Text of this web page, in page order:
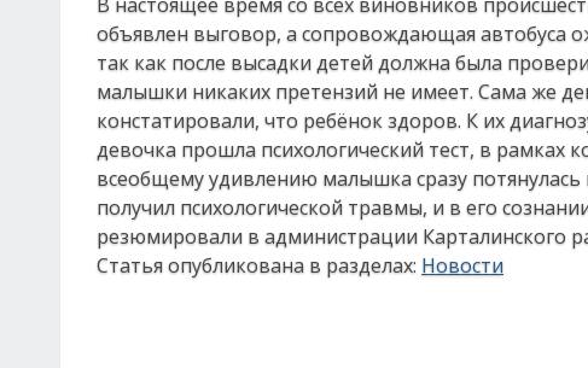
объявлен выговор, а сопровождающая автобуса
так как после высадки детей должна была
малышки никаких претензий не имеет. Сама же
констатировали, что ребёнок здоров. К их
девочка прошла психологический тест, в рамках
всеобщему удивлению малышка сразу
получил психологической травмы, и в его
резюмировали в администрации Карталинского
Статья опубликована в разделах: Новости